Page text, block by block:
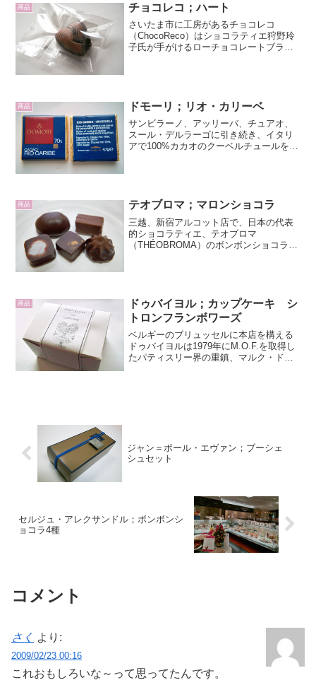
商品 チョコレコ；ハート
さいたま市に工房があるチョコレコ
（ChocoReco）はショコラティエ狩野玲
子氏が手がけるローチョコレートブラン
商品 ドモーリ；リオ・カリーベ
サンビラーノ、アッリーバ、チュアオ、
スール・デルラーゴに引き続き、イタリ
アで100%カカオのクーベルチュールを世
商品 テオブロマ；マロンショコラ
三越、新宿アルコット店で、日本の代表
的ショコラティエ、テオブロマ
（THÉOBROMA）のボンボンショコラを
商品
ドゥバイヨル；カップケーキ シ
トロンフランボワーズ
ベルギーのブリュッセルに本店を構える
ドゥバイヨルは1979年にM.O.F.を取得し
たパティスリー界の重鎮、マルク・ドゥ
ジャン＝ポール・エヴァン；ブーシェ
シュセット
セルジュ・アレクサンドル；ボンボンシ
ョコラ4種
コメント
さく より:
2009/02/23 00:16
これおもしろいな～って思ってたんです。